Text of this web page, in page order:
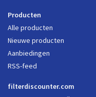
Producten
Alle producten
Nieuwe producten
Aanbiedingen
RSS-feed
filterdiscounter.com